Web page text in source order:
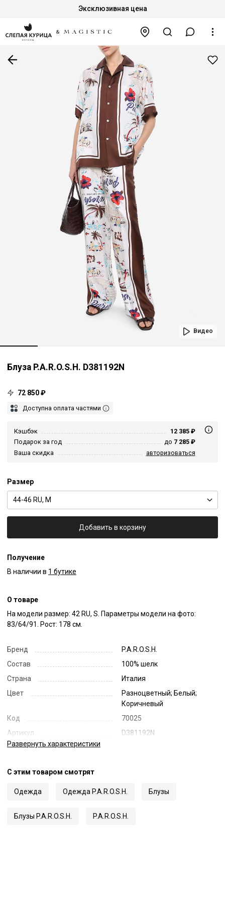
Эксклюзивная цена
Видео
Блуза P.A.R.O.S.H. D381192N
72 850 ₽
Доступна оплата частями
Кэшбэк
12 385 ₽
Подарок за год
до 7 285 ₽
Ваша скидка
авторизоваться
Размер
44-46 RU, M
Добавить в корзину
Получение
В наличии в 1 бутике
О товаре
На модели размер: 42 RU, S. Параметры модели на фото:
83/64/91. Рост: 178 см.
Бренд
P.A.R.O.S.H.
Состав
100% шелк
Страна
Италия
Цвет
Разноцветный; Белый;
Коричневый
Код
70025
Артикул
D381192N
Развернуть характеристики
С этим товаром смотрят
Одежда Одежда P.A.R.O.S.H. Блузы
Блузы P.A.R.O.S.H. P.A.R.O.S.H.